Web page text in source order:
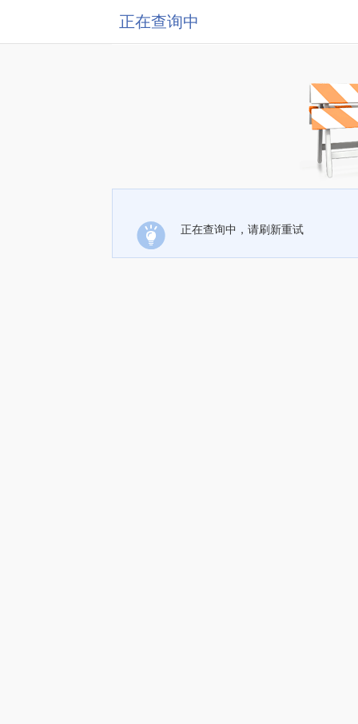
正在查询中
正在查询中，请刷新重试